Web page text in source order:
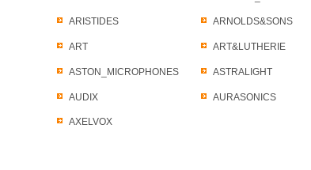
ARISTIDES ARNOLDS&SONS
ART ART&LUTHERIE
ASTON_MICROPHONES ASTRALIGHT
AUDIX AURASONICS
AXELVOX